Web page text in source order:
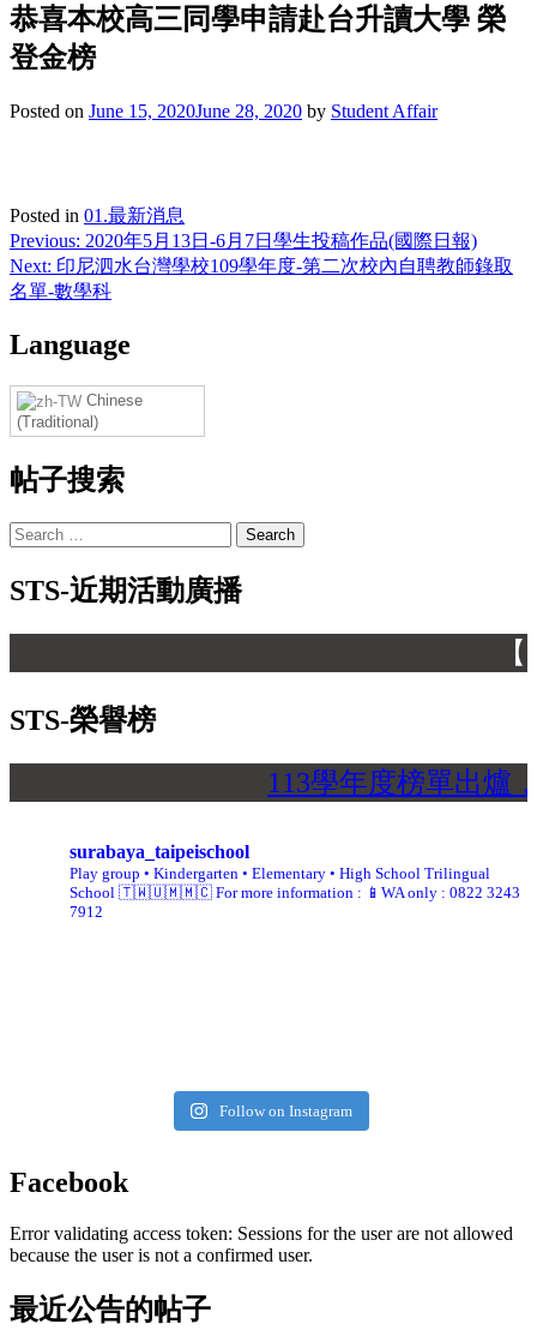
恭喜本校高三同學申請赴台升讀大學 榮
登金榜
Posted on June 15, 2020June 28, 2020 by Student Affair
Posted in 01.最新消息
Previous: 2020年5月13日-6月7日學生投稿作品(國際日報)
Next: 印尼泗水台灣學校109學年度-第二次校內自聘教師錄取
名單-數學科
Language
Chinese
(Traditional)
帖子搜索
STS-近期活動廣播
【
STS-榮譽榜
113學年度榜單出爐
surabaya_taipeischool
Play group • Kindergarten • Elementary • High School Trilingual
School 🇹🇼🇺🇲🇲🇨 For more information : 📱WA only : 0822 3243
7912
Follow on Instagram
Facebook
Error validating access token: Sessions for the user are not allowed
because the user is not a confirmed user.
最近公告的帖子